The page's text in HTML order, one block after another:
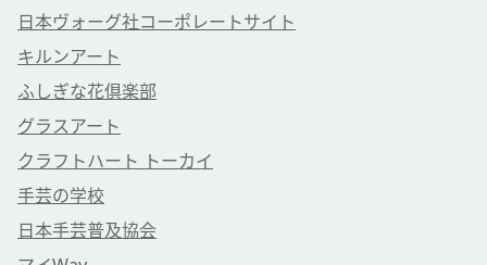
日本ヴォーグ社コーポレートサイト
キルンアート
ふしぎな花倶楽部
グラスアート
クラフトハート トーカイ
手芸の学校
日本手芸普及協会